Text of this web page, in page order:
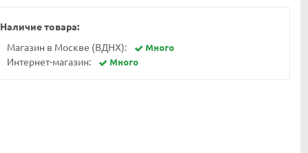
Наличие товара:
Магазин в Москве (ВДНХ):
Много
Интернет-магазин: Много